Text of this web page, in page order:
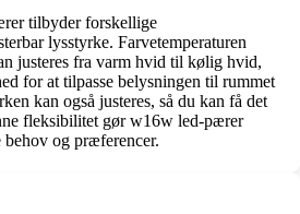
tilbyder forskellige
lysstyrke. Farvetemperaturen
justeres fra varm hvid til kølig hvid,
for at tilpasse belysningen til rummet
kan også justeres, så du kan få det
fleksibilitet gør w16w led-pærer
og præferencer.